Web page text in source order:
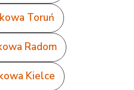
Toruń
Radom
Kielce